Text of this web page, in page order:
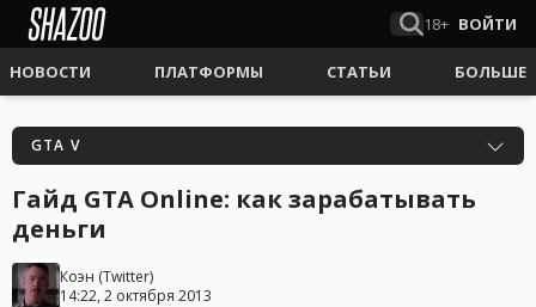
18+ ВОЙТИ
НОВОСТИ ПЛАТФОРМЫ СТАТЬИ БОЛЬШЕ
GTA V
Гайд GTA Online: как зарабатывать
деньги
Коэн (Twitter)
14:22, 2 октября 2013